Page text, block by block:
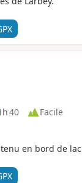
40
Facile
en bord de